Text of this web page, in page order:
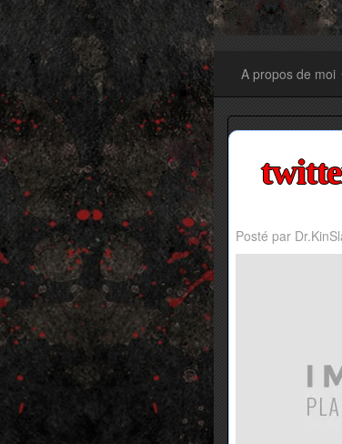
A propos de moi
Posté par